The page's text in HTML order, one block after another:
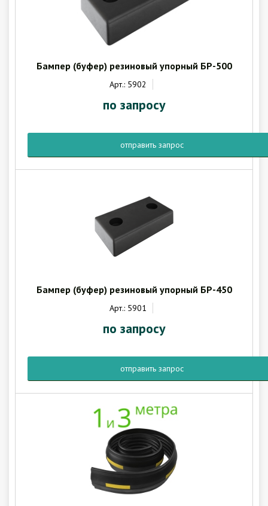
Бампер (буфер) резиновый упорный БР-500
Арт.: 5902
по запросу
отправить запрос
Бампер (буфер) резиновый упорный БР-450
Арт.: 5901
по запросу
отправить запрос